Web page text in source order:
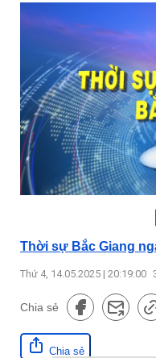
Thời sự Bắc Giang
Thứ 4, 14.05.2025 | 20:19:00
Chia sẻ
Chia sẻ